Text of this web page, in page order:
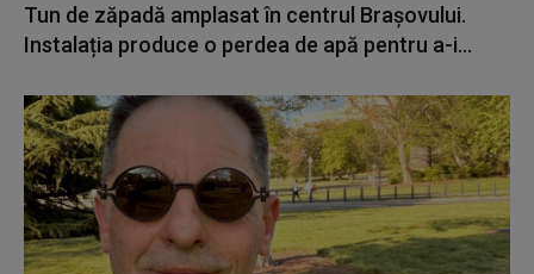
Tun de zăpadă amplasat în centrul Brașovului.
Instalația produce o perdea de apă pentru a-i...